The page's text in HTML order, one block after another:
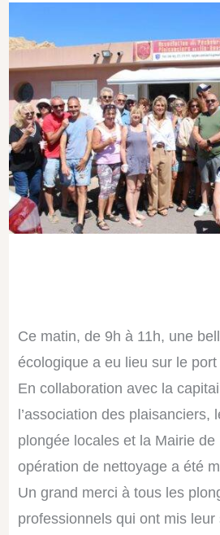
Ce matin, de 9h à 11h, une
écologique a eu lieu sur le port
En collaboration avec la
l’association des plaisanciers,
plongée locales et la Mairie de
opération de nettoyage a été
Un grand merci à tous les
professionnels qui ont mis leur